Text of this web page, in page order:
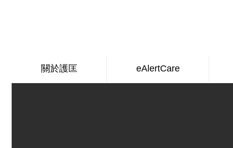
關於護匡 eAlertCare